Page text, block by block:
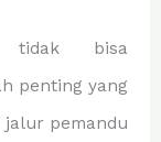
tidak bisa
penting yang
pemandu